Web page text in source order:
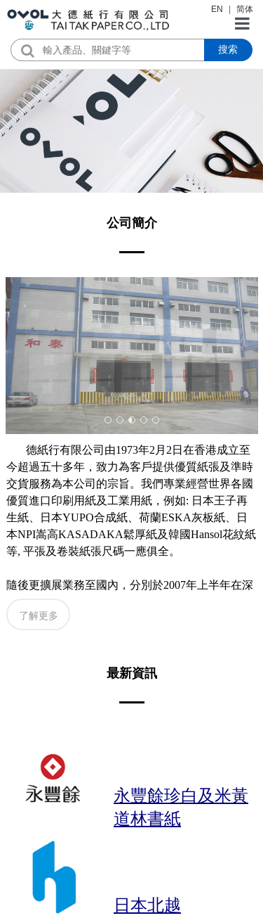
EN 简体
首頁
新
搜索
公司簡介
了解更多
德紙行有限公司 由1973年2 月 2 日在香港成立至
今超過五十多年， 致力為客戶提供優質紙張及準時
交貨服務為本公司的宗旨。我們專業經營世界各國
優質進口印刷用紙及工業用紙，例如: 日本王子再
生紙、日本YUPO合成紙、荷蘭ESKA灰板紙、日
本NPI嵩高KASADAKA鬆厚紙及韓國Hansol花紋紙
等, 平張及卷裝紙張尺碼一應俱全。
隨後更擴展業務至國內，分別於2007年上半年在深
平張、分條覆卷及轉廠等服務。以及於
我們一直致力環保及多元化發展， 更考獲
大德紙行正是本著與時俱進的原則，在經過多年的
努力和探索，在業內能夠一直保持良好及穩定的發
展，樹立了良好的企業形象。我們承諾將來亦會秉
承公司的宗旨，繼續為每一位客戶提供最優質的產
品及服務，於業界占一席之地。
最新資訊
永豐餘珍白及米黃
道林書紙
日本北越